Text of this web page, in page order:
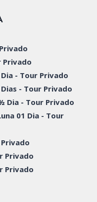
Privado
- Tour Privado
- Tour Privado
Dia - Tour Privado
01 Dia - Tour
Privado
Privado